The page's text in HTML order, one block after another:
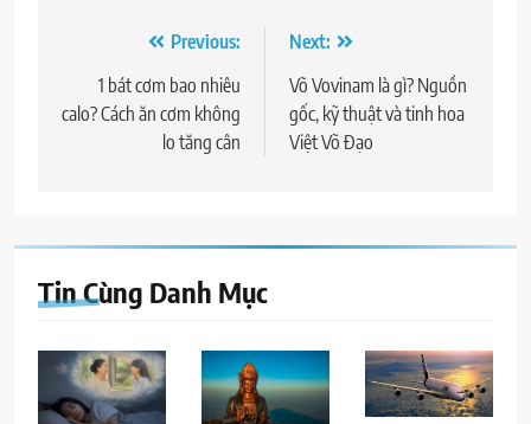
hướng
bài
Previous:
1 bát cơm bao nhiêu
calo? Cách ăn cơm không
lo tăng cân
Next:
Võ Vovinam là gì? Nguồn
gốc, kỹ thuật và tinh hoa
Việt Võ Đạo
Tin Cùng Danh Mục